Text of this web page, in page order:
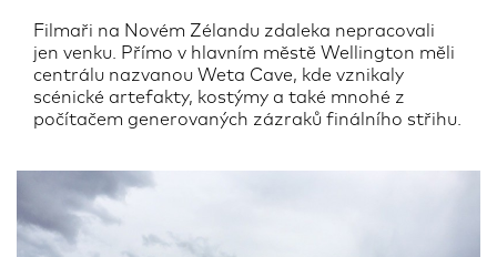
Filmaři na Novém Zélandu zdaleka nepracovali
jen venku. Přímo v hlavním městě Wellington měli
centrálu nazvanou Weta Cave, kde vznikaly
scénické artefakty, kostýmy a také mnohé z
počítačem generovaných zázraků finálního střihu.